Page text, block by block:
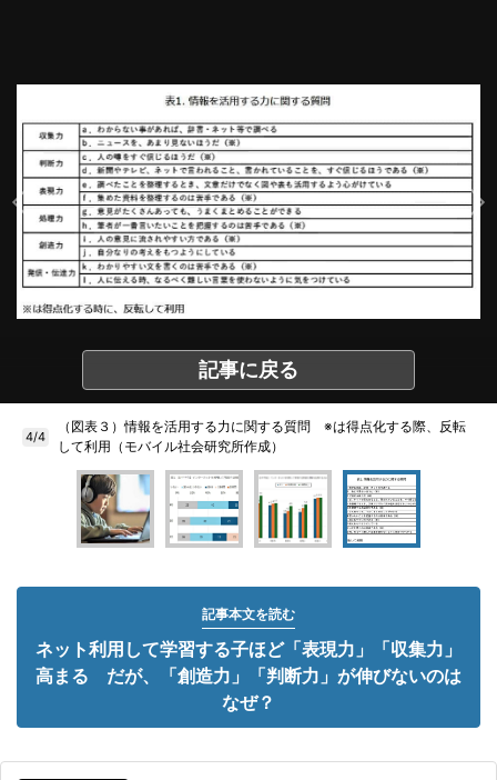
記事に戻る
4/4
（図表３）情報を活用する力に関する質問 ※は得点化する際、反転
して利用（モバイル社会研究所作成）
記事本文を読む
ネット利用して学習する子ほど「表現力」「収集力」
高まる だが、「創造力」「判断力」が伸びないのは
なぜ？